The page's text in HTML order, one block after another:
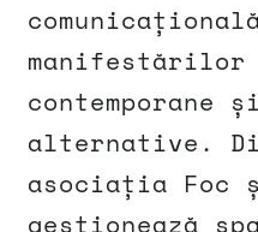
contemporane
alternative.
asociația Foc
gestionează